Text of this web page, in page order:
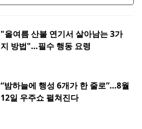
"올여름 산불 연기서 살아남는 3가
지 방법"…필수 행동 요령
“밤하늘에 행성 6개가 한 줄로”…8월
12일 우주쇼 펼쳐진다